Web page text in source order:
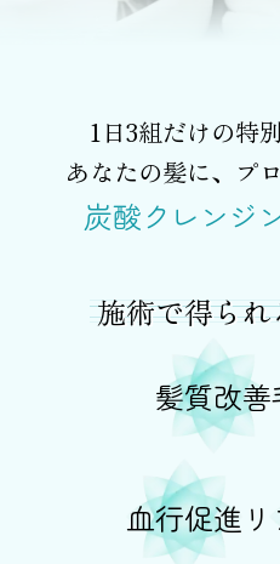
1日3組だけの特
あなたの髪に、プ
炭酸クレンジ
施術で得ら
髪質改善
血行促進